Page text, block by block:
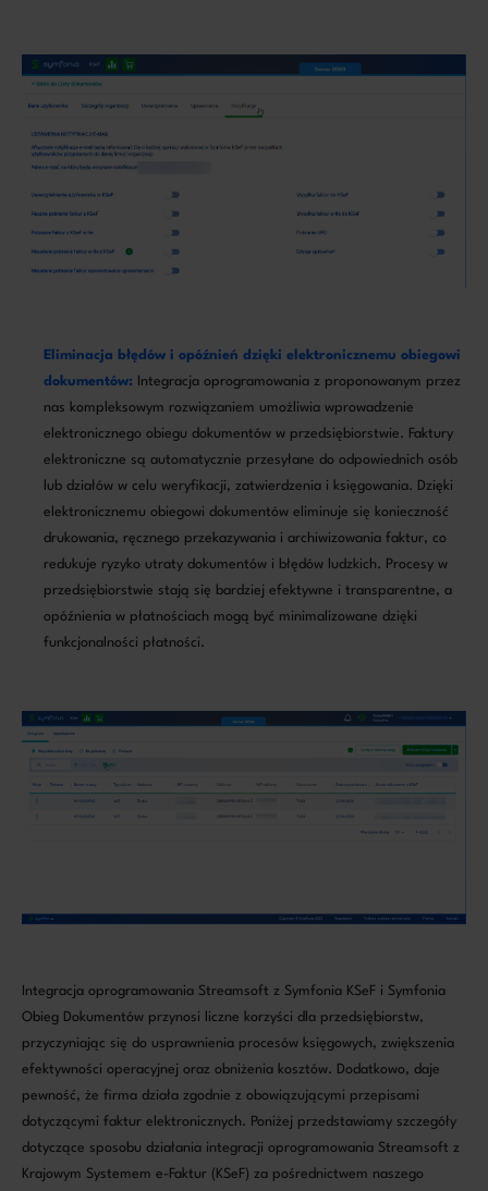
Eliminacja błędów i opóźnień dzięki elektronicznemu obiegowi
dokumentów: Integracja oprogramowania z proponowanym przez
nas kompleksowym rozwiązaniem umożliwia wprowadzenie
elektronicznego obiegu dokumentów w przedsiębiorstwie. Faktury
elektroniczne są automatycznie przesyłane do odpowiednich osób
lub działów w celu weryfikacji, zatwierdzenia i księgowania. Dzięki
elektronicznemu obiegowi dokumentów eliminuje się konieczność
drukowania, ręcznego przekazywania i archiwizowania faktur, co
redukuje ryzyko utraty dokumentów i błędów ludzkich. Procesy w
przedsiębiorstwie stają się bardziej efektywne i transparentne, a
opóźnienia w płatnościach mogą być minimalizowane dzięki
funkcjonalności płatności.
Integracja oprogramowania Streamsoft z Symfonia KSeF i Symfonia
Obieg Dokumentów przynosi liczne korzyści dla przedsiębiorstw,
przyczyniając się do usprawnienia procesów księgowych, zwiększenia
efektywności operacyjnej oraz obniżenia kosztów. Dodatkowo, daje
pewność, że firma działa zgodnie z obowiązującymi przepisami
dotyczącymi faktur elektronicznych. Poniżej przedstawiamy szczegóły
dotyczące sposobu działania integracji oprogramowania Streamsoft z
Krajowym Systemem e-Faktur (KSeF) za pośrednictwem naszego